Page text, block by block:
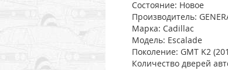
Состояние: Новое
Производитель:
Марка: Cadillac
Модель: Escalade
Поколение: GMT K2
Количество дверей